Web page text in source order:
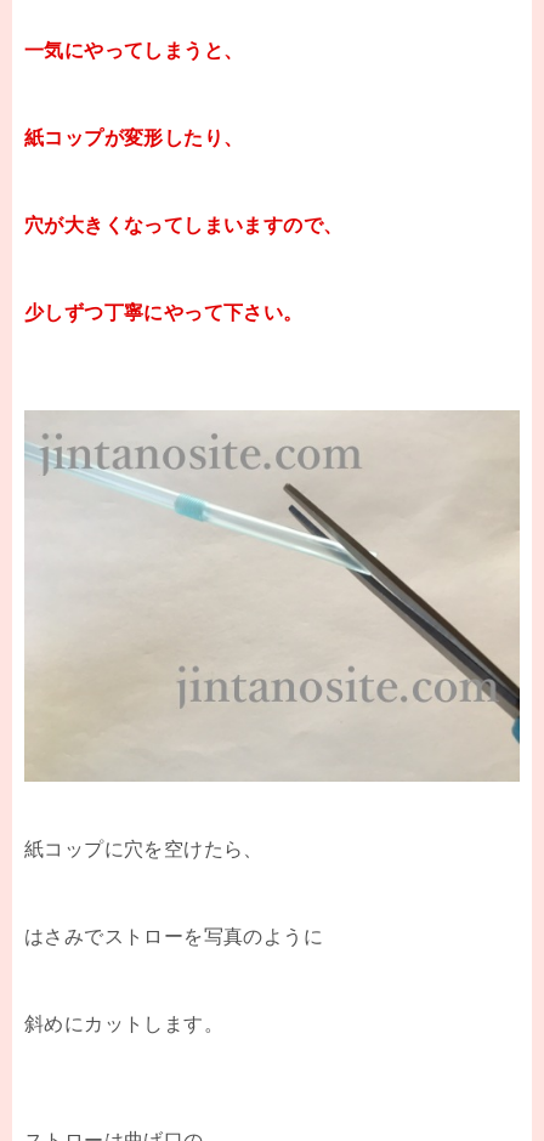
一気にやってしまうと、
紙コップが変形したり、
穴が大きくなってしまいますので、
少しずつ丁寧にやって下さい。
紙コップに穴を空けたら、
はさみでストローを写真のように
斜めにカットします。